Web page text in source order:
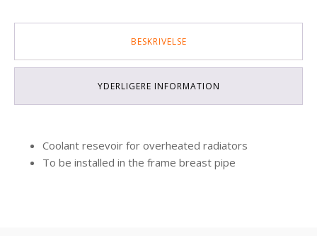
BESKRIVELSE
YDERLIGERE INFORMATION
Coolant resevoir for overheated radiators
To be installed in the frame breast pipe